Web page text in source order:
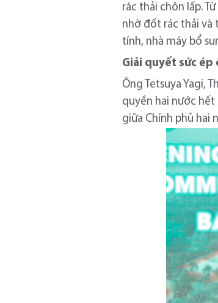
rác thải chôn lấp.
nhờ đốt rác thải và
tính, nhà máy bổ
Giải quyết sức
Ông Tetsuya Yagi,
quyền hai nước
giữa Chính phủ hai